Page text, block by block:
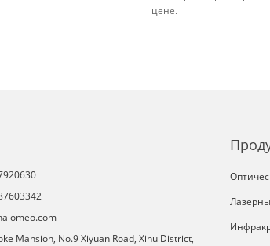
цене.
Mansion, No.9 Xiyuan Road, Xihu District,